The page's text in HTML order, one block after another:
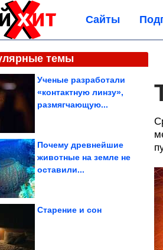
Сайты
темы
Ученые разработали
«контактную линзу»,
размягчающую...
Почему древнейшие
животные на земле не
оставили...
Старение и сон